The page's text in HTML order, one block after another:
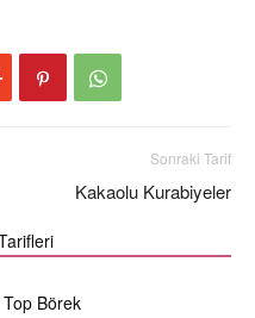
Sonraki Tarif
Kakaolu Kurabiyeler
Top Börek